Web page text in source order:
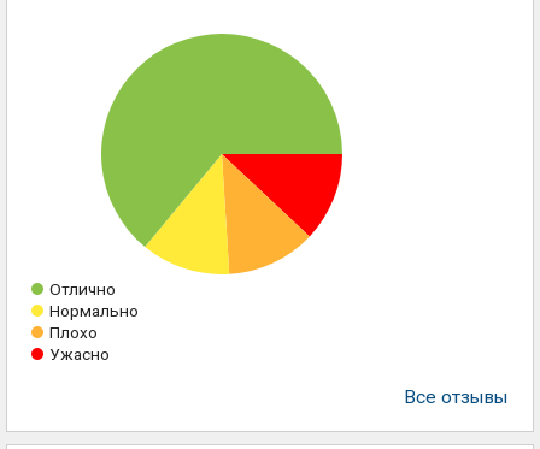
Отлично
Нормально
Плохо
Ужасно
Все отзывы